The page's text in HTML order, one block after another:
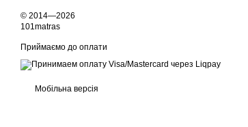
© 2014—2026
101matras
Приймаємо до оплати
Мобільна версія